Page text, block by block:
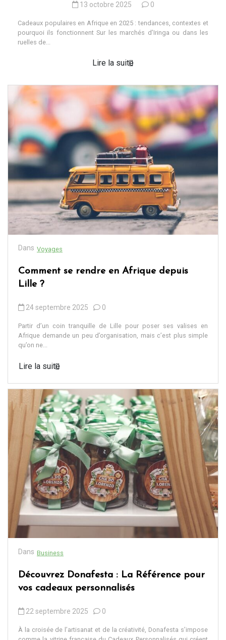
13 octobre 2025 0
Cadeaux populaires en Afrique en 2025 : tendances, contextes et
pourquoi ils fonctionnent Sur les marchés d’Iringa ou dans les
ruelles de...
Lire la suite
Dans Voyages
Comment se rendre en Afrique depuis
Lille ?
24 septembre 2025 0
Partir d’un coin tranquille de Lille pour poser ses valises en
Afrique demande un peu d’organisation, mais c’est plus simple
qu’on ne...
Lire la suite
Dans Business
Découvrez Donafesta : La Référence pour
vos cadeaux personnalisés
22 septembre 2025 0
À la croisée de l’artisanat et de la créativité, Donafesta s’impose